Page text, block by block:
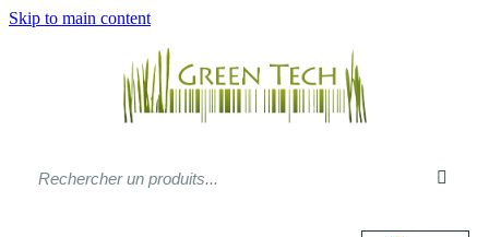
Skip to main content